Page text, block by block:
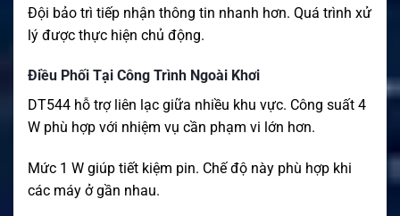
Đội bảo trì tiếp nhận thông tin nhanh hơn. Quá trình xử
lý được thực hiện chủ động.
Điều Phối Tại Công Trình Ngoài Khơi
DT544 hỗ trợ liên lạc giữa nhiều khu vực. Công suất 4
W phù hợp với nhiệm vụ cần phạm vi lớn hơn.
Mức 1 W giúp tiết kiệm pin. Chế độ này phù hợp khi
các máy ở gần nhau.